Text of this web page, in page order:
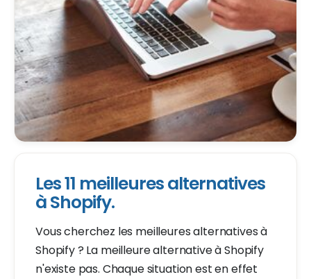
Les 11 meilleures alternatives
à Shopify.
Vous cherchez les meilleures alternatives à
Shopify ? La meilleure alternative à Shopify
n'existe pas. Chaque situation est en effet